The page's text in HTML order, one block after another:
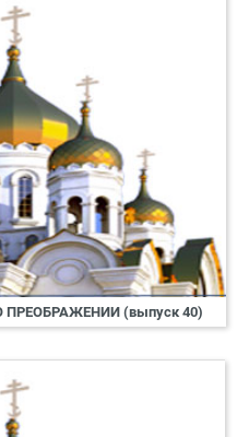
ПРЕОБРАЖЕНИИ (выпуск 40)